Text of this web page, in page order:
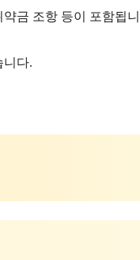
금 조항 등이 포함됩
니다.